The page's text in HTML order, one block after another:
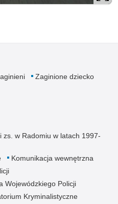
Zaginione dziecko
zs. w Radomiu w latach 1997-
Komunikacja wewnętrzna
Wojewódzkiego Policji
Kryminalistyczne